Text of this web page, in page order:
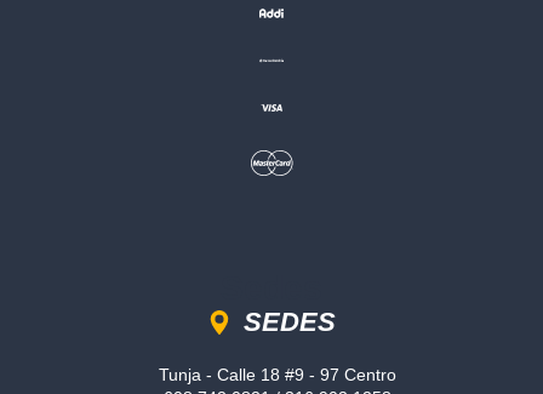
SEDES
Tunja - Calle 18 #9 - 97 Centro